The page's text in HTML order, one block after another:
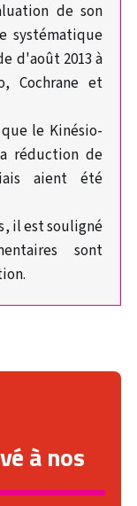
de son
systématique
d'août 2013 à
Cochrane et
le Kinésio-
réduction de
aient été
il est souligné
sont
à nos